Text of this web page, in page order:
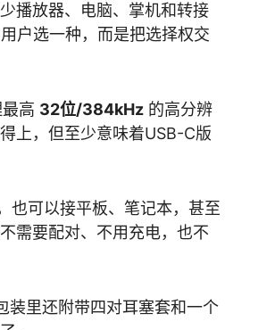
播放器、电脑、掌机和转接
户选一种，而是把选择权交
高 32位/384kHz 的高分辨
上，但至少意味着USB-C版
也可以接平板、笔记本，甚至
需要配对、不用充电，也不
装里还附带四对耳塞套和一个